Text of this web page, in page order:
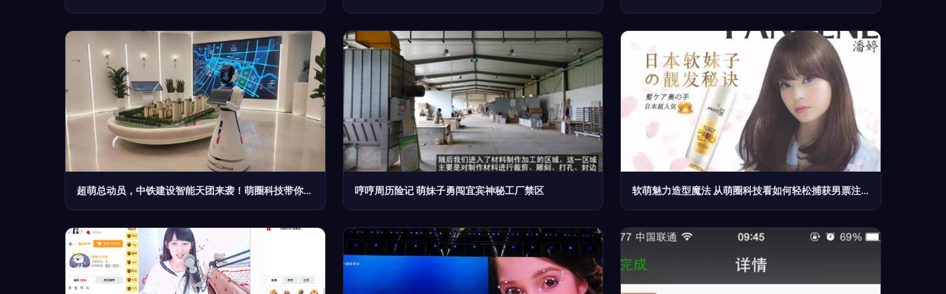
超萌总动员，中铁建设智能天团来袭！萌圈科技带你进入建设新境界 哼哼周历险记 萌妹子勇闯宜宾神秘工厂禁区 软萌魅力造型魔法 从萌圈科技看如何轻松捕获男票注意力的秘诀